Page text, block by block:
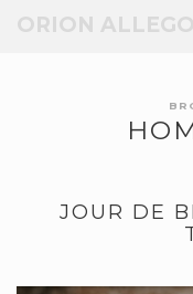
ORION
JOUR DE